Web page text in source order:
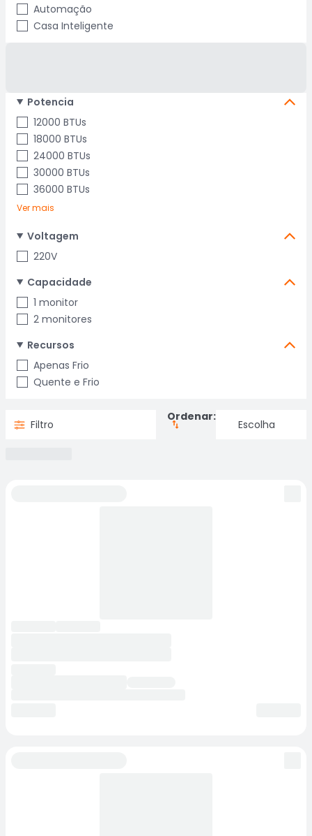
Automação
Casa Inteligente
Potencia
12000 BTUs
18000 BTUs
24000 BTUs
30000 BTUs
36000 BTUs
Ver mais
Voltagem
220V
Capacidade
1 monitor
2 monitores
Recursos
Apenas Frio
Quente e Frio
Filtro
Ordenar: